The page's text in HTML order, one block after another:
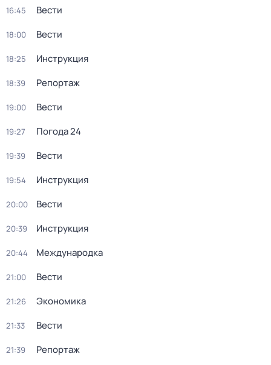
16:45 Вести
18:00 Вести
18:25 Инструкция
18:39 Репортаж
19:00 Вести
19:27 Погода 24
19:39 Вести
19:54 Инструкция
20:00 Вести
20:39 Инструкция
20:44 Международка
21:00 Вести
21:26 Экономика
21:33 Вести
21:39 Репортаж